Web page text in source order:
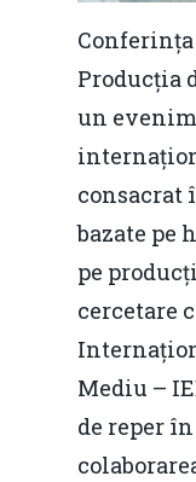
Producția
un
consacrat
bazate pe
pe
cercetare
Mediu –
de reper